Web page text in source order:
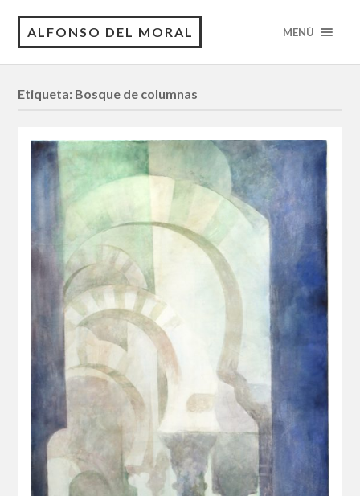
ALFONSO DEL MORAL MENÚ
Etiqueta: Bosque de columnas